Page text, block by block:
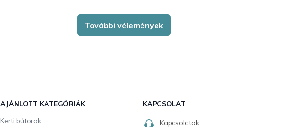
További vélemények
AJÁNLOTT KATEGÓRIÁK
Kerti bútorok
KAPCSOLAT
Kapcsolatok